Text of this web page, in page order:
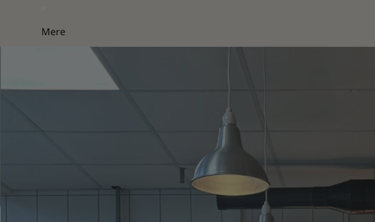
Mere
Gå til produktoplysninger